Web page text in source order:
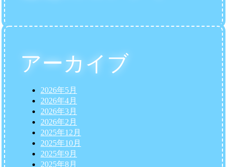
アーカイブ
2026年5月
2026年4月
2026年3月
2026年2月
2025年12月
2025年10月
2025年9月
2025年8月